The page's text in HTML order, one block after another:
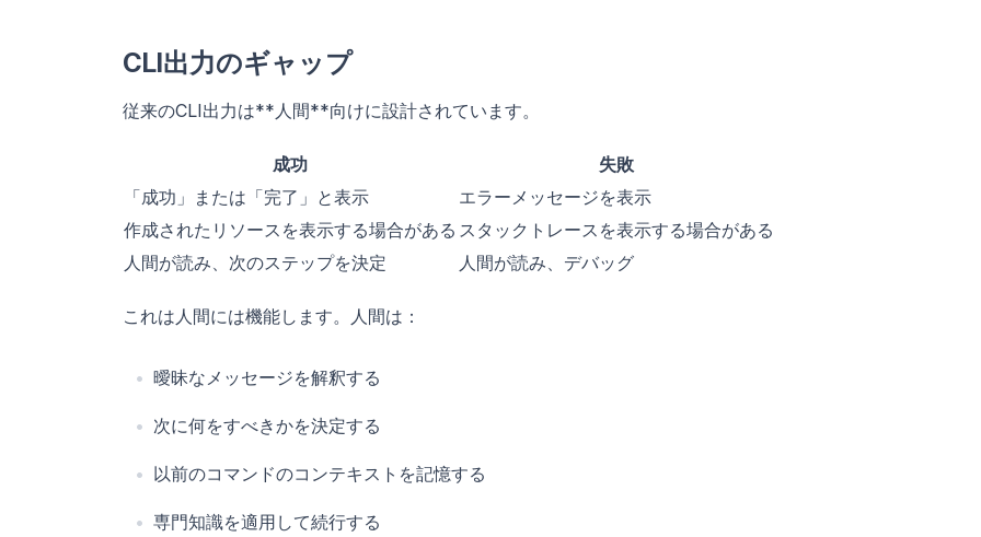
CLI出力のギャップ
従来のCLI出力は**人間**向けに設計されています。
成功
失敗
「成功」または「完了」と表示
エラーメッセージを表示
作成されたリソースを表示する場合がある スタックトレースを表示する場合がある
人間が読み、次のステップを決定
人間が読み、デバッグ
これは人間には機能します。人間は：
曖昧なメッセージを解釈する
次に何をすべきかを決定する
以前のコマンドのコンテキストを記憶する
専門知識を適用して続行する